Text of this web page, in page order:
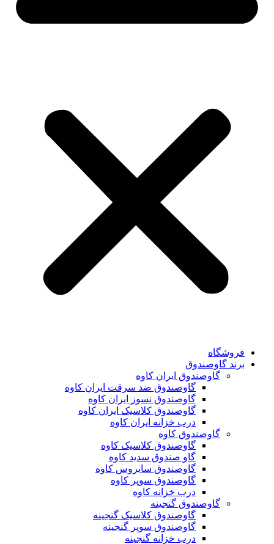
فروشگاه
برند گاوصندوق
گاوصندوق ایران کاوه
گاوصندوق ضد سرقت ایران کاوه
گاوصندوق نسوز ایران کاوه
گاوصندوق کلاسیک ایران کاوه
درب خزانه ایران کاوه
گاوصندوق کاوه
گاوصندوق کلاسیک کاوه
گاو صندوق سدید کاوه
گاوصندوق سایروس کاوه
گاوصندوق سوپر کاوه
درب خزانه کاوه
گاوصندوق گنجینه
گاوصندوق کلاسیک گنجینه
گاوصندوق سوپر گنجینه
درب خزانه گنجینه